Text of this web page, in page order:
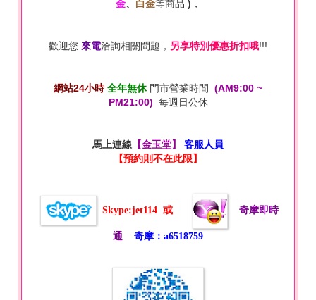
金、 白金等商品 ) ，
歡迎您 來電洽詢相關問題， 另享特別優惠折扣哦!!!
網站24小時全年無休門市營業時間 (AM9:00 ~
PM21:00) 每週日公休
馬上連線 【金玉堂】
客服人員
【預約則不在此限】
Skype:jet114 或 奇摩即時
通 奇摩：a6518759